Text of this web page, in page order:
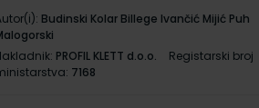
Budinski Kolar Billege Ivančić Mijić Puh
PROFIL KLETT d.o.o.
Registarski broj
7168